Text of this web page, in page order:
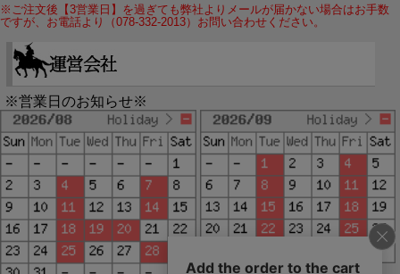
※ご注文後【3営業日】を過ぎても弊社よりメールが届かない場合はお手数
ですが、お電話より（078-332-2013）お問い合わせください。
※営業日のお知らせ※